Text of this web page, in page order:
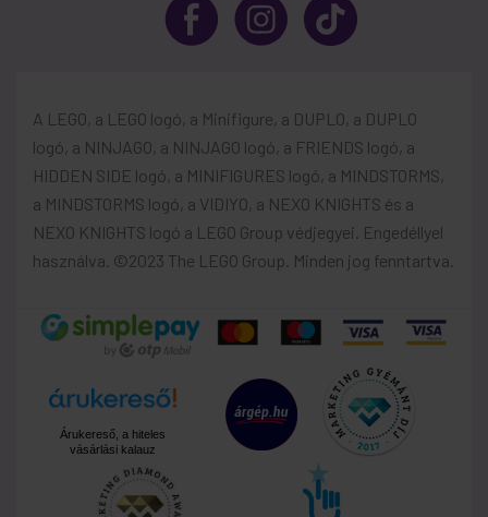
A LEGO, a LEGO logó, a Minifigure, a DUPLO, a DUPLO
logó, a NINJAGO, a NINJAGO logó, a FRIENDS logó, a
HIDDEN SIDE logó, a MINIFIGURES logó, a MINDSTORMS,
a MINDSTORMS logó, a VIDIYO, a NEXO KNIGHTS és a
NEXO KNIGHTS logó a LEGO Group védjegyei. Engedéllyel
használva. ©2023 The LEGO Group. Minden jog fenntartva.
Árukereső, a hiteles
vásárlási kalauz